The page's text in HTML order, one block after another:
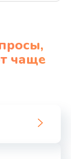
чаще